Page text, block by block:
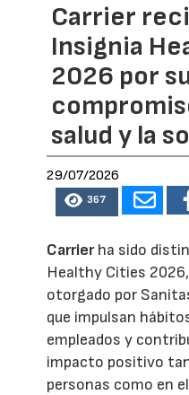
Carrier
Insignia
2026 por
salud y la
29/07/2026
367
Carrierha sido
Healthy Cities
otorgado por
que impulsan
empleados y
impacto positivo
personas como en